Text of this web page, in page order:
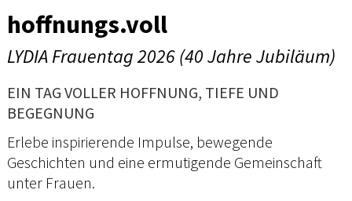
hoffnungs.voll
LYDIA Frauentag 2026 (40 Jahre Jubiläum)
EIN TAG VOLLER HOFFNUNG, TIEFE UND
BEGEGNUNG
Erlebe inspirierende Impulse, bewegende
Geschichten und eine ermutigende Gemeinschaft
unter Frauen.